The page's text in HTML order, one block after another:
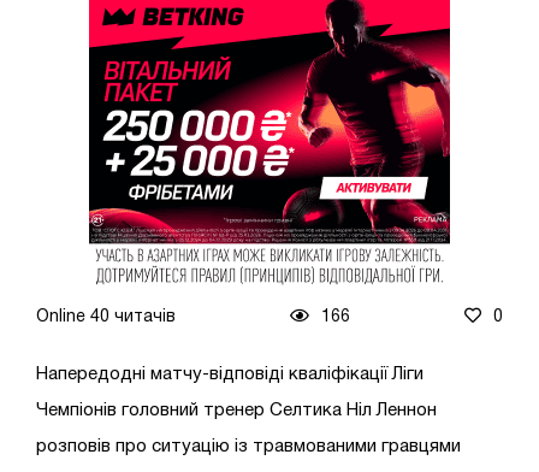
Online 40 читачів 166 0
Напередодні матчу-відповіді кваліфікації Ліги
Чемпіонів головний тренер Селтика Ніл Леннон
розповів про ситуацію із травмованими гравцями